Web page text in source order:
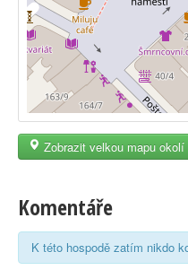
Zobrazit velkou mapu okolí
Komentáře
K této hospodě zatím nikdo